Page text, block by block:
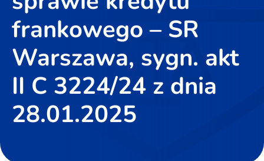
frankowego – SR
Warszawa, sygn. akt
II C 3224/24 z dnia
28.01.2025